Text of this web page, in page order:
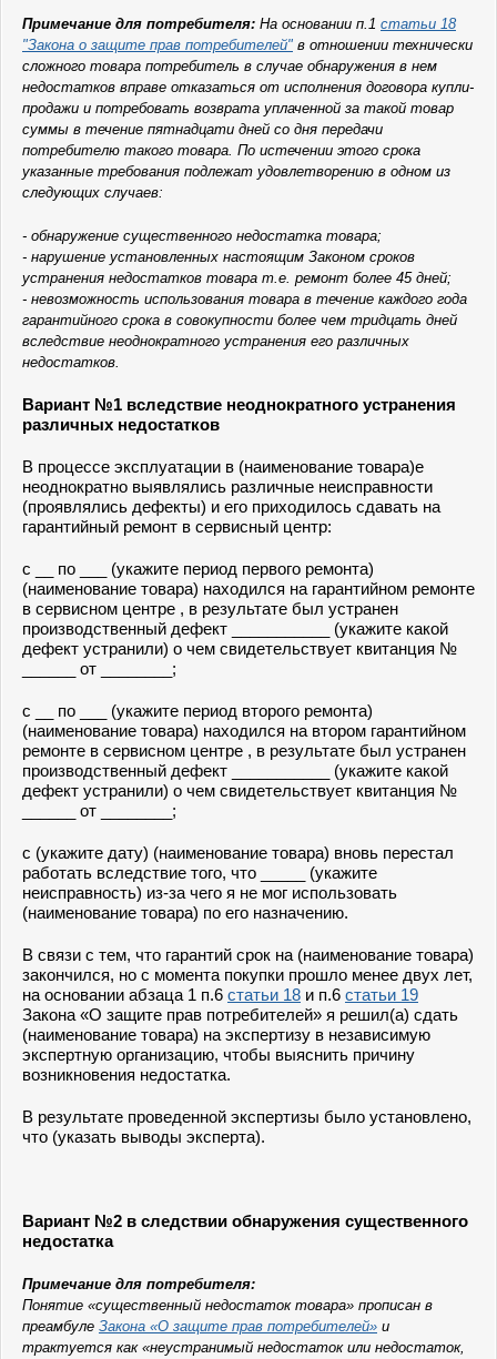
Примечание для потребителя: На основании п.1 статьи 18
"Закона о защите прав потребителей" в отношении технически
сложного товара потребитель в случае обнаружения в нем
недостатков вправе отказаться от исполнения договора купли-
продажи и потребовать возврата уплаченной за такой товар
суммы в течение пятнадцати дней со дня передачи
потребителю такого товара. По истечении этого срока
указанные требования подлежат удовлетворению в одном из
следующих случаев:
- обнаружение существенного недостатка товара;
- нарушение установленных настоящим Законом сроков
устранения недостатков товара т.е. ремонт более 45 дней;
- невозможность использования товара в течение каждого года
гарантийного срока в совокупности более чем тридцать дней
вследствие неоднократного устранения его различных
недостатков.
Вариант №1 вследствие неоднократного устранения
различных недостатков
В процессе эксплуатации в (наименование товара)е
неоднократно выявлялись различные неисправности
(проявлялись дефекты) и его приходилось сдавать на
гарантийный ремонт в сервисный центр:
с __ по ___ (укажите период первого ремонта)
(наименование товара) находился на гарантийном ремонте
в сервисном центре , в результате был устранен
производственный дефект ___________ (укажите какой
дефект устранили) о чем свидетельствует квитанция №
______ от ________;
с __ по ___ (укажите период второго ремонта)
(наименование товара) находился на втором гарантийном
ремонте в сервисном центре , в результате был устранен
производственный дефект ___________ (укажите какой
дефект устранили) о чем свидетельствует квитанция №
______ от ________;
с (укажите дату) (наименование товара) вновь перестал
работать вследствие того, что _____ (укажите
неисправность) из-за чего я не мог использовать
(наименование товара) по его назначению.
В связи с тем, что гарантий срок на (наименование товара)
закончился, но с момента покупки прошло менее двух лет,
на основании абзаца 1 п.6 статьи 18 и п.6 статьи 19
Закона «О защите прав потребителей» я решил(а) сдать
(наименование товара) на экспертизу в независимую
экспертную организацию, чтобы выяснить причину
возникновения недостатка.
В результате проведенной экспертизы было установлено,
что (указать выводы эксперта).
Вариант №2 в следствии обнаружения существенного
недостатка
Примечание для потребителя:
Понятие «существенный недостаток товара» прописан в
преамбуле Закона «О защите прав потребителей» и
трактуется как «неустранимый недостаток или недостаток,